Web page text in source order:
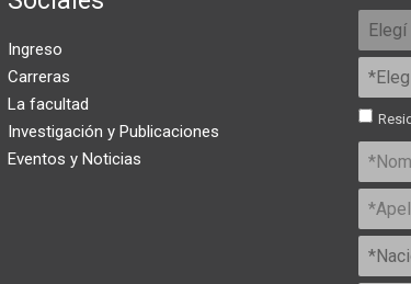
Ingreso
Carreras
La facultad
Investigación y Publicaciones
Eventos y Noticias